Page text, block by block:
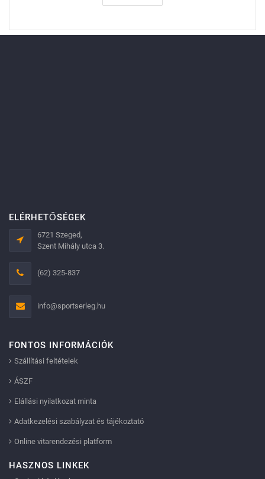
ELÉRHETŐSÉGEK
6721 Szeged,
Szent Mihály utca 3.
(62) 325-837
info@sportserleg.hu
FONTOS INFORMÁCIÓK
Szállítási feltételek
ÁSZF
Elállási nyilatkozat minta
Adatkezelési szabályzat és tájékoztató
Online vitarendezési platform
HASZNOS LINKEK